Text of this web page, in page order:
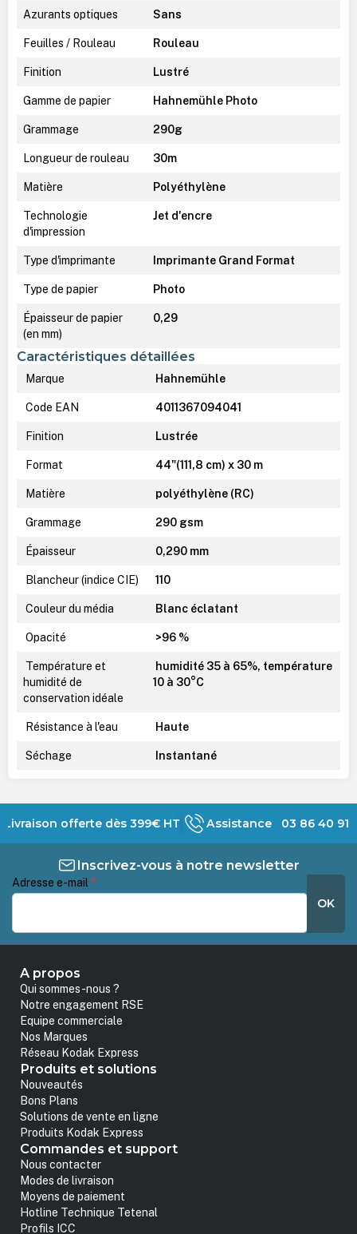
Azurants optiques Sans
Feuilles / Rouleau Rouleau
Finition Lustré
Gamme de papier Hahnemühle Photo
Grammage 290g
Longueur de rouleau 30m
Matière Polyéthylène
Technologie
d'impression
Jet d'encre
Type d'imprimante Imprimante Grand Format
Type de papier Photo
Épaisseur de papier
(en mm)
0,29
Caractéristiques détaillées
Marque Hahnemühle
Code EAN 4011367094041
Finition Lustrée
Format 44"(111,8 cm) x 30 m
Matière polyéthylène (RC)
Grammage 290 gsm
Épaisseur 0,290 mm
Blancheur (indice CIE) 110
Couleur du média Blanc éclatant
Opacité >96 %
Température et
humidité de
conservation idéale
humidité 35 à 65%, température
10 à 30°C
Résistance à l'eau Haute
Séchage Instantané
Livraison offerte dès 399€ HT Assistance 03 86 40 91
Inscrivez-vous à notre newsletter
Adresse e-mail *
OK
A propos
Qui sommes-nous ?
Notre engagement RSE
Equipe commerciale
Nos Marques
Réseau Kodak Express
Produits et solutions
Nouveautés
Bons Plans
Solutions de vente en ligne
Produits Kodak Express
Commandes et support
Nous contacter
Modes de livraison
Moyens de paiement
Hotline Technique Tetenal
Profils ICC